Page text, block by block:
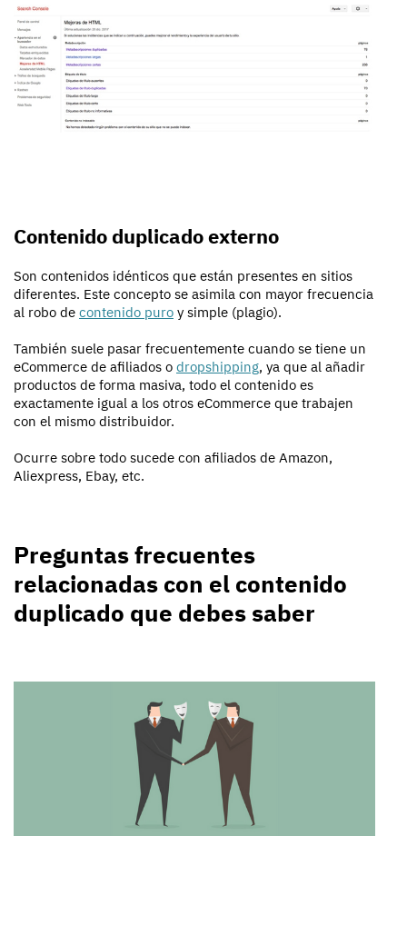
Contenido duplicado externo
Son contenidos idénticos que están presentes en sitios
diferentes. Este concepto se asimila con mayor frecuencia
al robo de contenido puro y simple (plagio).
También suele pasar frecuentemente cuando se tiene un
eCommerce de afiliados o dropshipping, ya que al añadir
productos de forma masiva, todo el contenido es
exactamente igual a los otros eCommerce que trabajen
con el mismo distribuidor.
Ocurre sobre todo sucede con afiliados de Amazon,
Aliexpress, Ebay, etc.
Preguntas frecuentes
relacionadas con el contenido
duplicado que debes saber